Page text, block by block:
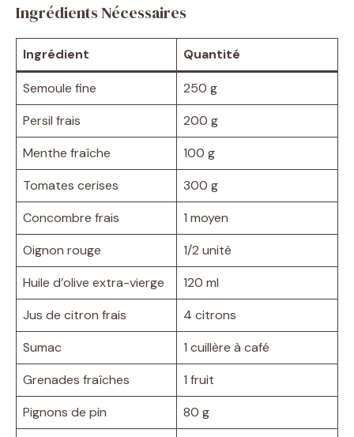
Ingrédients Nécessaires
Ingrédient Quantité
Semoule fine
250 g
Persil frais
200 g
Menthe fraîche
100 g
Tomates cerises
300 g
Concombre frais
1 moyen
Oignon rouge
1/2 unité
Huile d’olive extra-vierge
120 ml
Jus de citron frais
4 citrons
Sumac
1 cuillère à café
Grenades fraîches
1 fruit
Pignons de pin
80 g